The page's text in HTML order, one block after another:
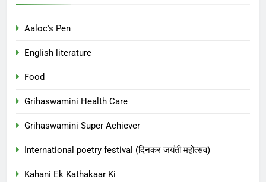
Aaloc's Pen
English literature
Food
Grihaswamini Health Care
Grihaswamini Super Achiever
International poetry festival (दिनकर जयंती महोत्सव)
Kahani Ek Kathakaar Ki